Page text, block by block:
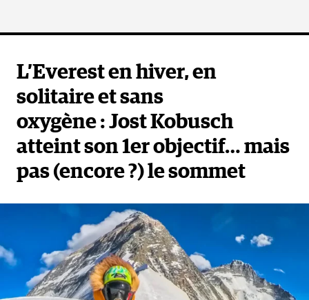
L’Everest en hiver, en
solitaire et sans
oxygène : Jost Kobusch
atteint son 1er objectif… mais
pas (encore ?) le sommet